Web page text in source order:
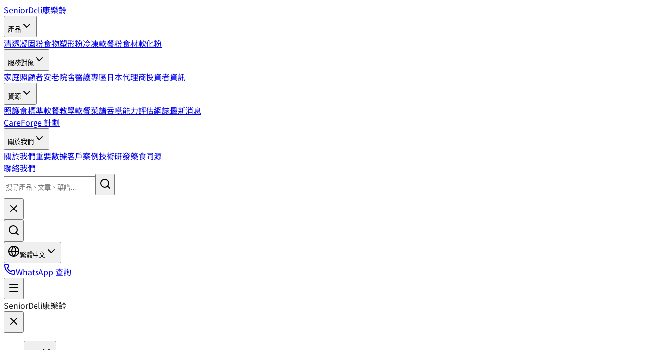
SeniorDeli康樂齡
產品
清透凝固粉食物塑形粉冷凍軟餐粉食材軟化粉
服務對象
家庭照顧者安老院舍醫護專區日本代理商投資者資訊
資源
照護食標準軟餐教學軟餐菜譜吞嚥能力評估網誌最新消息
CareForge 計劃
關於我們
關於我們重要數據客戶案例技術研發藥食同源
聯絡我們
繁體中文
WhatsApp 查詢
SeniorDeli康樂齡